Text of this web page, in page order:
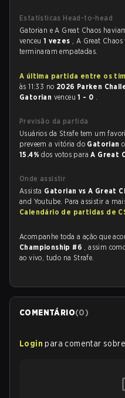
Estatísticas Head-to-head
Gatorian e A Great Chaos
venceu 1 vezes , A Great Chaos
terminaram empatadas.
A última partida entre os
às 11:33 no 2026 Parken
Gatorian venceu1 - 0 .
Previsão da partida
Usuários da Strafe tem um
preveem a vitória do Gatorian
15.4%dos votos paraA Great
Onde assistir
Assista Gatorian vs A Great
and Youtube. Para assistir a
Calendário de partidas de
Acompanhe toda a ação que
Championship #6 , assim
ao vivo, tudo na Strafe.
COMENTÁRIO(0)
Login para comentar